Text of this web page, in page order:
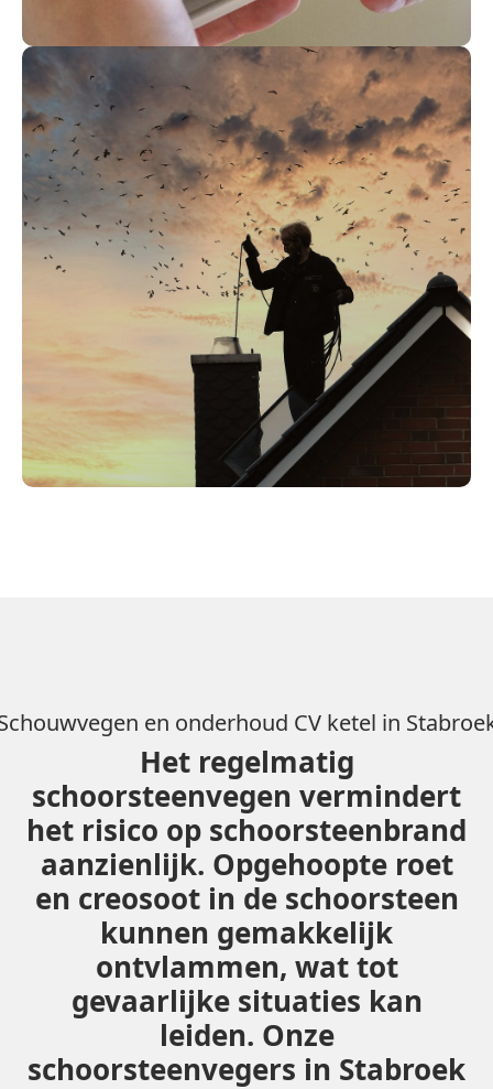
en onderhoud CV ketel in
Het regelmatig
schoorsteenvegen vermindert
het risico op schoorsteenbrand
aanzienlijk. Opgehoopte roet
en creosoot in de schoorsteen
kunnen gemakkelijk
ontvlammen, wat tot
gevaarlijke situaties kan
leiden. Onze
schoorsteenvegers in Stabroek